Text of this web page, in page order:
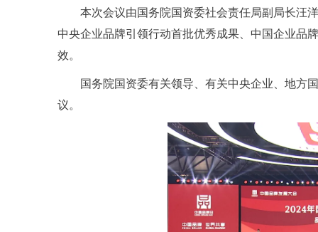
本次会议由国务院国资委社会责任局副局长汪
中央企业品牌引领行动首批优秀成果、中国企业品
效。
国务院国资委有关领导、有关中央企业、地方
议。